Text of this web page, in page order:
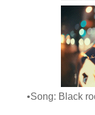
•Song: Black